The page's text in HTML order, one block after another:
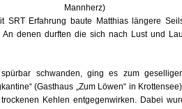
Mannherz)
SRT Erfahrung baute Matthias längere
denen durften die sich nach Lust und
schwanden, ging es zum
(Gasthaus „Zum Löwen“ in
Kehlen entgegenwirken. Dabei